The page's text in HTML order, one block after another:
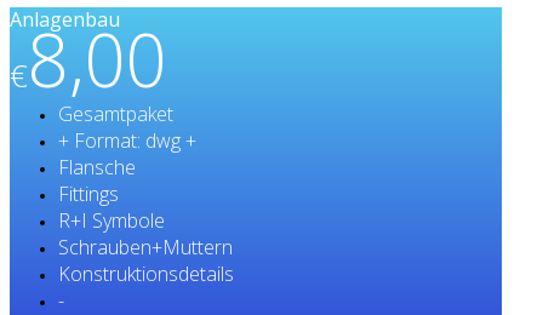
Anlagenbau
€8,00
Gesamtpaket
+ Format: dwg +
Flansche
Fittings
R+I Symbole
Schrauben+Muttern
Konstruktionsdetails
-